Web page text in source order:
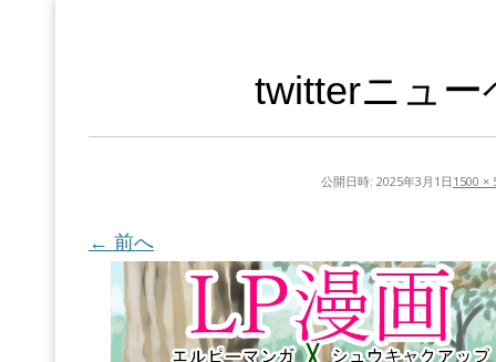
twitterニュ
公開日時: 2025年3月1日 1500 ×
← 前へ